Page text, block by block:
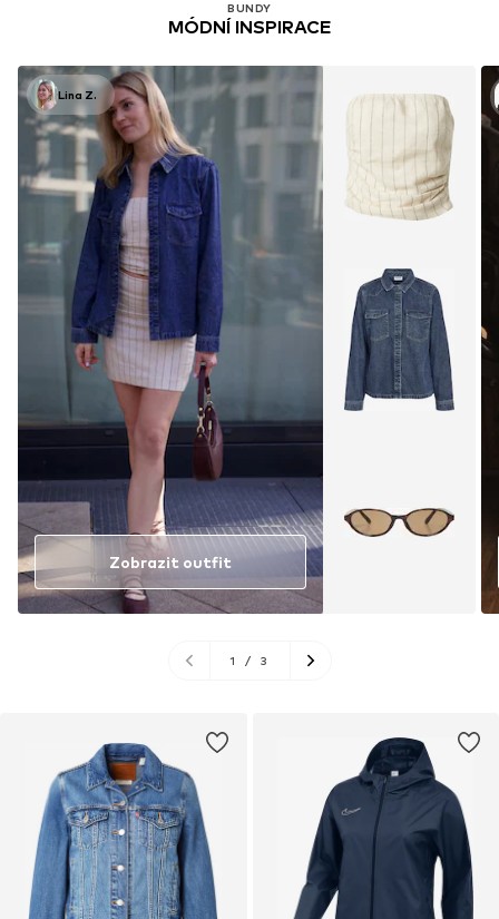
BUNDY
MÓDNÍ INSPIRACE
Lina Z.
Zobrazit outfit
1 / 3